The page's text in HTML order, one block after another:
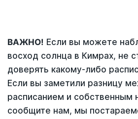
ВАЖНО! Если вы можете
восход солнца в Кимрах, не
доверять какому-либо
Если вы заметили разницу
расписанием и собственным
сообщите нам, мы